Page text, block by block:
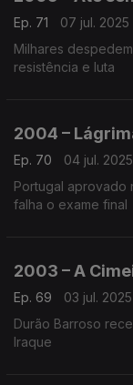
Ep. 71
07 jul. 2025
Milhares
resistência e luta
2004 –
Ep. 70
04 jul. 2025
Portugal aprovado
falha o exame final
2003 – A
Ep. 69
03 jul. 2025
Durão Barroso
Iraque